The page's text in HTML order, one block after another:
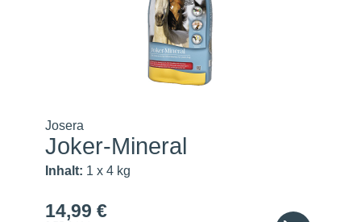
Josera
Joker-Mineral
Inhalt: 1 x 4 kg
14,99 €